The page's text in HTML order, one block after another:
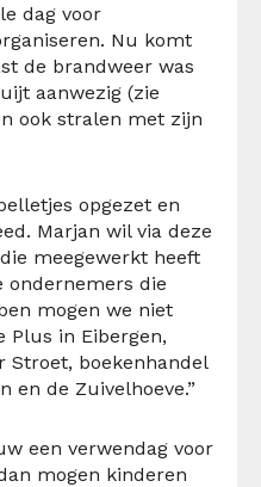
dag voor
Nu komt
de brandweer was
aanwezig (zie
ook stralen met zijn
opgezet en
Marjan wil via deze
meegewerkt heeft
ondernemers die
mogen we niet
Plus in Eibergen,
Stroet, boekenhandel
en de Zuivelhoeve.”
een verwendag voor
mogen kinderen